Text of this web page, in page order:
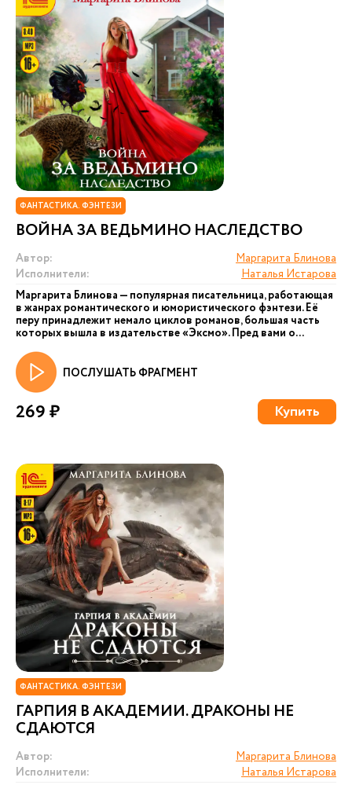
ФАНТАСТИКА. ФЭНТЕЗИ
ВОЙНА ЗА ВЕДЬМИНО НАСЛЕДСТВО
Автор:
Маргарита Блинова
Исполнители:
Наталья Истарова
Маргарита Блинова — популярная писательница, работающая
в жанрах романтического и юмористического фэнтези. Её
перу принадлежит немало циклов романов, большая часть
которых вышла в издательстве «Эксмо». Пред вами о...
ПОСЛУШАТЬ ФРАГМЕНТ
269 ₽ Купить
ФАНТАСТИКА. ФЭНТЕЗИ
ГАРПИЯ В АКАДЕМИИ. ДРАКОНЫ НЕ
СДАЮТСЯ
Автор:
Маргарита Блинова
Исполнители:
Наталья Истарова